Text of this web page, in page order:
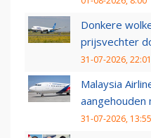
Donkere
prijsvechter
31-07-2026, 22:01
Malaysia
aangehouden
31-07-2026, 13:55